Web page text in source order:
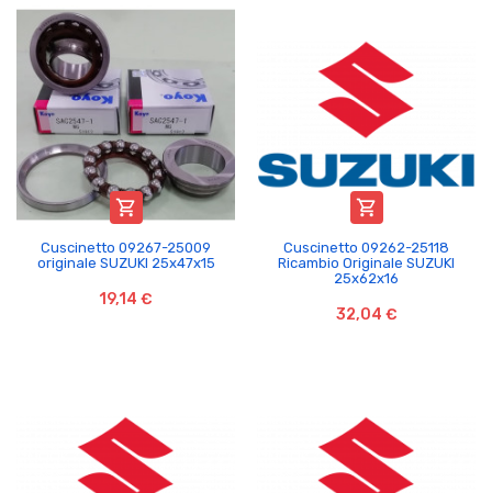

Cuscinetto 09267-25009
originale SUZUKI 25x47x15
19,14 €

Cuscinetto 09262-25118
Ricambio Originale SUZUKI
25x62x16
32,04 €